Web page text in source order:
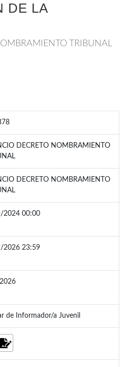
DE LA
TRIBUNAL
DECRETO NOMBRAMIENTO
DECRETO NOMBRAMIENTO
2024 00:00
2026 23:59
de Informador/a Juvenil